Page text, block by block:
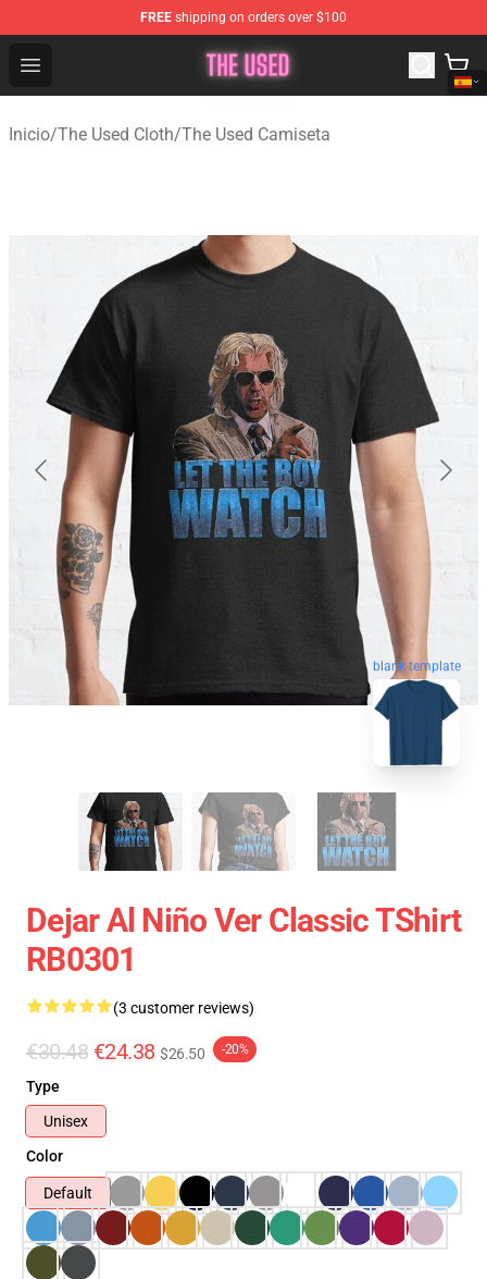
FREE shipping on orders over $100
Open menu
The Used Store - Official The Used Merchandise Shop
Inicio/The Used Cloth/The Used Camiseta
blank template
Dejar Al Niño Ver Classic TShirt
RB0301
(3 customer reviews)
€30.48 €24.38 $26.50 -20%
Type
Unisex
Color
Default